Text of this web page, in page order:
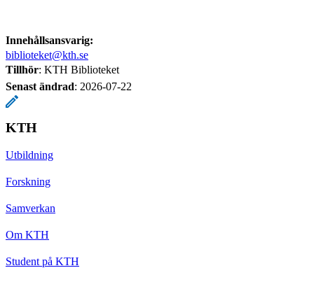
Innehållsansvarig:
biblioteket@kth.se
Tillhör: KTH Biblioteket
Senast ändrad: 2026-07-22
KTH
Utbildning
Forskning
Samverkan
Om KTH
Student på KTH